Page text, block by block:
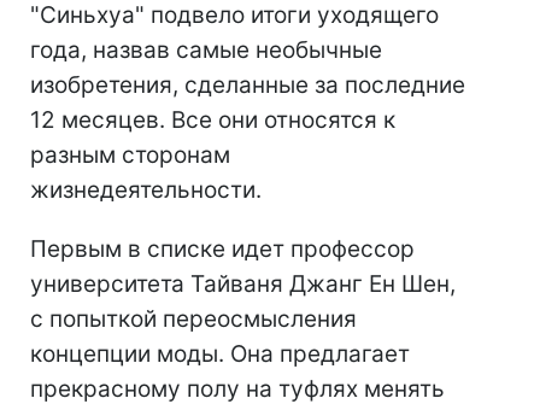
"Синьхуа" подвело итоги уходящего
года, назвав самые необычные
изобретения, сделанные за последние
12 месяцев. Все они относятся к
разным сторонам
жизнедеятельности.
Первым в списке идет профессор
университета Тайваня Джанг Ен Шен,
с попыткой переосмысления
концепции моды. Она предлагает
прекрасному полу на туфлях менять